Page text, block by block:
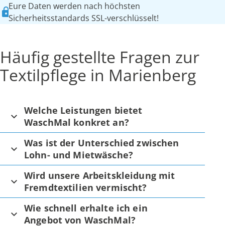
Eure Daten werden nach höchsten
Sicherheitsstandards SSL-verschlüsselt!
Häufig gestellte Fragen zur
Textilpflege in Marienberg
Welche Leistungen bietet
WaschMal konkret an?
Was ist der Unterschied zwischen
Lohn- und Mietwäsche?
Wird unsere Arbeitskleidung mit
Fremdtextilien vermischt?
Wie schnell erhalte ich ein
Angebot von WaschMal?